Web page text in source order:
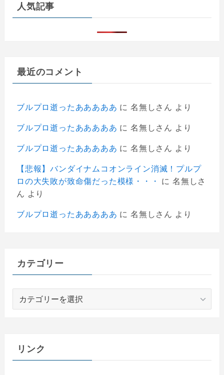
人気記事
最近のコメント
ブルプロ逝ったあああああ に 名無しさん より
ブルプロ逝ったあああああ に 名無しさん より
ブルプロ逝ったあああああ に 名無しさん より
【悲報】バンダイナムコオンライン消滅！プルプ
ロの大失敗が致命傷だった模様・・・
に 名無しさ
ん より
ブルプロ逝ったあああああ に 名無しさん より
カテゴリー
ーリンク